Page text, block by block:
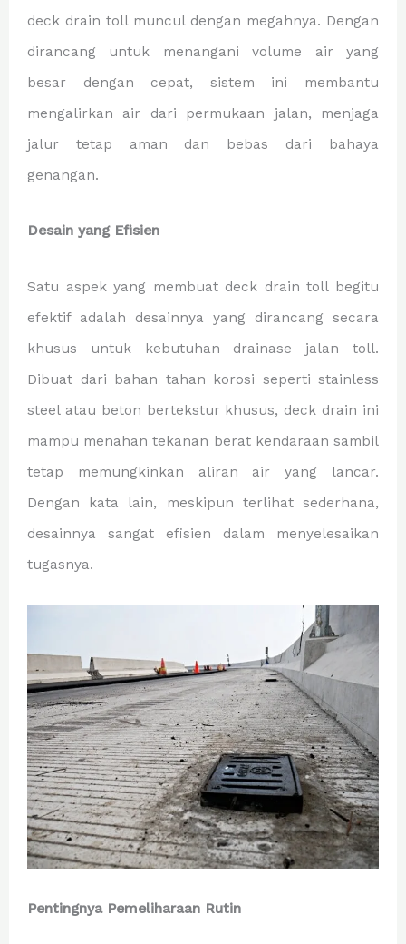
deck drain toll muncul dengan megahnya. Dengan
dirancang untuk menangani volume air yang
besar dengan cepat, sistem ini membantu
mengalirkan air dari permukaan jalan, menjaga
jalur tetap aman dan bebas dari bahaya
genangan.
Desain yang Efisien
Satu aspek yang membuat deck drain toll begitu
efektif adalah desainnya yang dirancang secara
khusus untuk kebutuhan drainase jalan toll.
Dibuat dari bahan tahan korosi seperti stainless
steel atau beton bertekstur khusus, deck drain ini
mampu menahan tekanan berat kendaraan sambil
tetap memungkinkan aliran air yang lancar.
Dengan kata lain, meskipun terlihat sederhana,
desainnya sangat efisien dalam menyelesaikan
tugasnya.
Pentingnya Pemeliharaan Rutin